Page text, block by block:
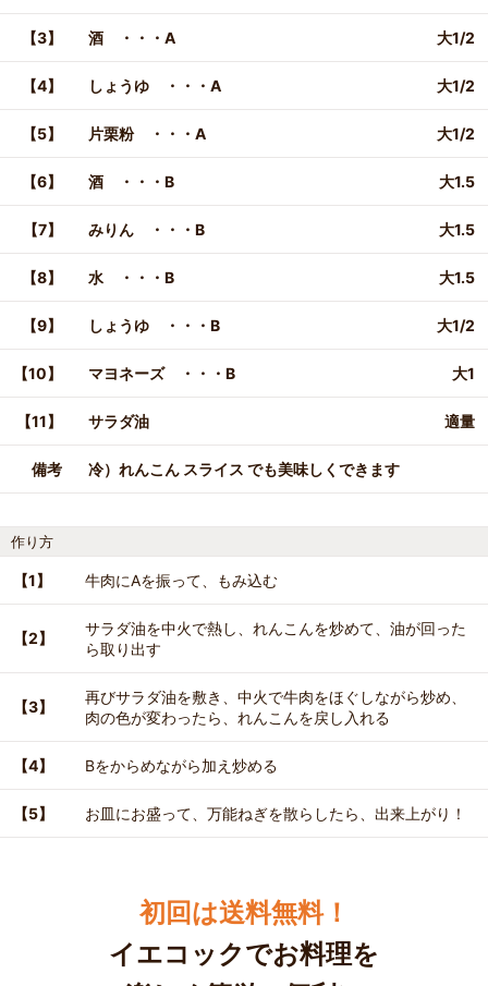
【3】 酒 ・・・A 大1/2
【4】 しょうゆ ・・・A 大1/2
【5】 片栗粉 ・・・A 大1/2
【6】 酒 ・・・B 大1.5
【7】 みりん ・・・B 大1.5
【8】 水 ・・・B 大1.5
【9】 しょうゆ ・・・B 大1/2
【10】 マヨネーズ ・・・B 大1
【11】 サラダ油 適量
備考 冷）れんこん スライス でも美味しくできます
作り方
【1】 牛肉にAを振って、もみ込む
【2】
サラダ油を中火で熱し、れんこんを炒めて、油が回った
ら取り出す
【3】
再びサラダ油を敷き、中火で牛肉をほぐしながら炒め、
肉の色が変わったら、れんこんを戻し入れる
【4】 Bをからめながら加え炒める
【5】 お皿にお盛って、万能ねぎを散らしたら、出来上がり！
初回は送料無料！
イエコックでお料理を